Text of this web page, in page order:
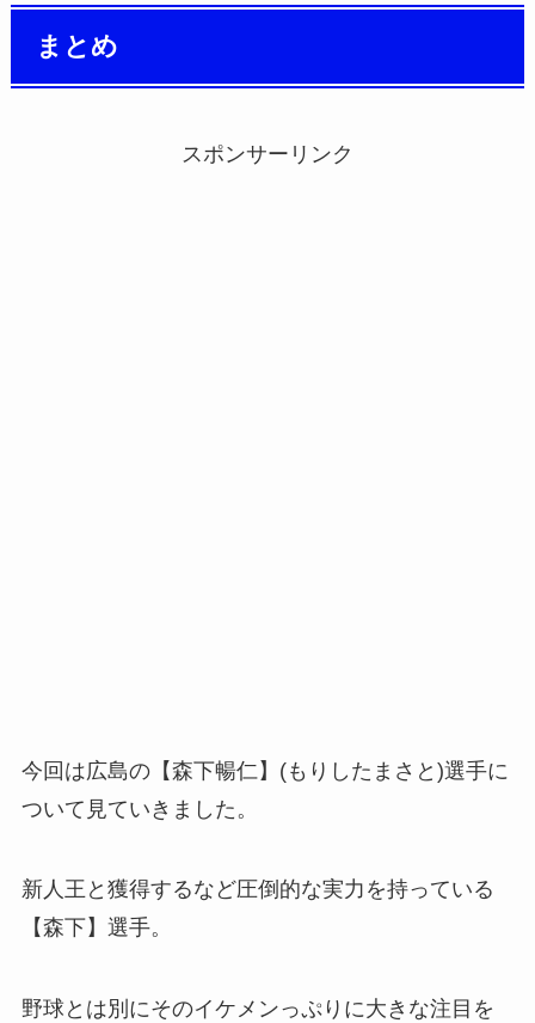
まとめ
スポンサーリンク
今回は広島の【森下暢仁】(もりしたまさと)選手に
ついて見ていきました。
新人王と獲得するなど圧倒的な実力を持っている
【森下】選手。
野球とは別にそのイケメンっぷりに大きな注目を